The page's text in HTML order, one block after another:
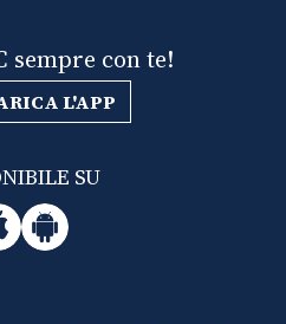
sempre con te!
L'APP
SU